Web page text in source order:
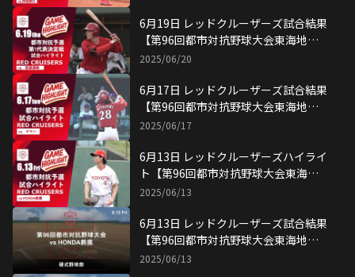
6月19日 レッドクルーザーズ試合結果
【第96回都市対抗野球大会東海地区2
次予選 第1代表決定戦】
2025/06/20
6月17日 レッドクルーザーズ試合結果
【第96回都市対抗野球大会東海地区2
次予選】
2025/06/17
6月13日 レッドクルーザーズハイライ
ト【第96回都市対抗野球大会東海地
区2次予選】
2025/06/13
6月13日 レッドクルーザーズ試合結果
【第96回都市対抗野球大会東海地区2
次予選】
2025/06/13